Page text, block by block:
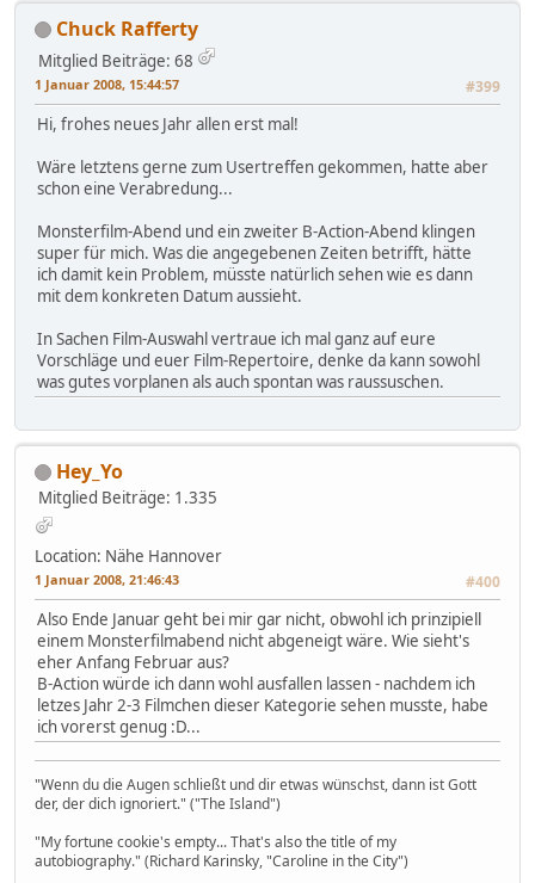
Chuck Rafferty
Mitglied Beiträge: 68
1 Januar 2008, 15:44:57 #399
Hi, frohes neues Jahr allen erst mal!
Wäre letztens gerne zum Usertreffen gekommen, hatte aber
schon eine Verabredung...
Monsterfilm-Abend und ein zweiter B-Action-Abend klingen
super für mich. Was die angegebenen Zeiten betrifft, hätte
ich damit kein Problem, müsste natürlich sehen wie es dann
mit dem konkreten Datum aussieht.
In Sachen Film-Auswahl vertraue ich mal ganz auf eure
Vorschläge und euer Film-Repertoire, denke da kann sowohl
was gutes vorplanen als auch spontan was raussuschen.
Hey_Yo
Mitglied Beiträge: 1.335
Location: Nähe Hannover
1 Januar 2008, 21:46:43 #400
Also Ende Januar geht bei mir gar nicht, obwohl ich prinzipiell
einem Monsterfilmabend nicht abgeneigt wäre. Wie sieht's
eher Anfang Februar aus?
B-Action würde ich dann wohl ausfallen lassen - nachdem ich
letzes Jahr 2-3 Filmchen dieser Kategorie sehen musste, habe
ich vorerst genug :D...
"Wenn du die Augen schließt und dir etwas wünschst, dann ist Gott
der, der dich ignoriert." ("The Island")
"My fortune cookie's empty... That's also the title of my
autobiography." (Richard Karinsky, "Caroline in the City")